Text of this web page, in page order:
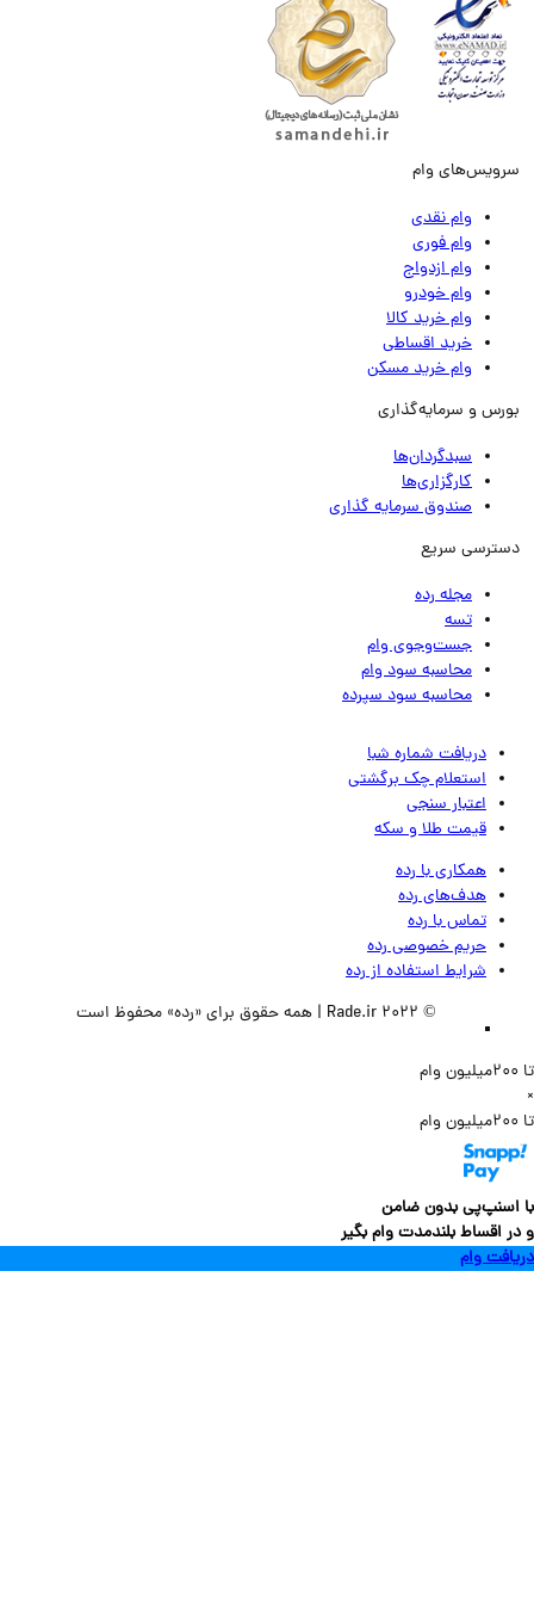
وام
وام نقدی
وام فوری
وام ازدواج
وام خودرو
وام خرید کالا
خرید اقساطی
وام خرید مسکن
و سرمایه‌گذاری
سبدگردان‌ها
کارگزاری‌ها
صندوق سرمایه گذاری
سریع
مجله رده
تسه
جست‌وجوی وام
محاسبه سود وام
محاسبه سود سپرده
دریافت شماره شبا
استعلام چک برگشتی
اعتبار سنجی
قیمت طلا و سکه
همکاری با رده
هدف‌های رده
تماس‌ با‌ رده
حریم خصوصی رده
شرایط استفاده از رده
بدون ضامن
بلندمدت وام بگیر
وام